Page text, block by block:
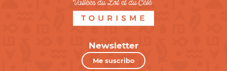
Newsletter
Me suscribo